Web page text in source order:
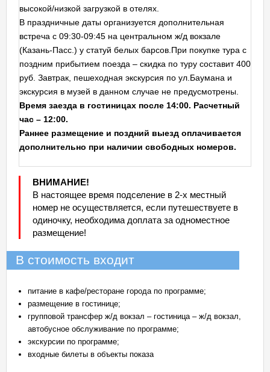
высокой/низкой загрузкой в отелях.
В праздничные даты организуется дополнительная
встреча с 09:30-09:45 на центральном ж/д вокзале
(Казань-Пасс.) у статуй белых барсов.При покупке тура с
поздним прибытием поезда – скидка по туру составит 400
руб. Завтрак, пешеходная экскурсия по ул.Баумана и
экскурсия в музей в данном случае не предусмотрены.
Время заезда в гостиницах после 14:00. Расчетный
час – 12:00.
Раннее размещение и поздний выезд оплачивается
дополнительно при наличии свободных номеров.
ВНИМАНИЕ!
В настоящее время подселение в 2-х местный
номер не осуществляется, если путешествуете в
одиночку, необходима доплата за одноместное
размещение!
В стоимость входит
питание в кафе/ресторане города по программе;
размещение в гостинице;
групповой трансфер ж/д вокзал – гостиница – ж/д вокзал,
автобусное обслуживание по программе;
экскурсии по программе;
входные билеты в объекты показа